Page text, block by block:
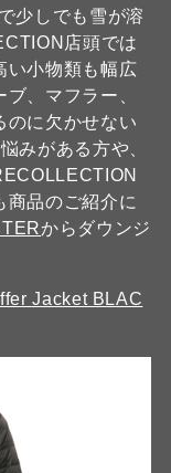
少しでも雪が溶
店頭では
い小物類も幅広
、マフラー、
のに欠かせない
みがある方や、
品のご紹介に
からダウンジ
Jacket BLAC